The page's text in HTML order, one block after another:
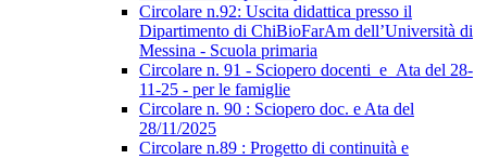
Circolare n.92: Uscita didattica presso il
Dipartimento di ChiBioFarAm dell’Università di
Messina - Scuola primaria
Circolare n. 91 - Sciopero docenti_e_Ata del 28-
11-25 - per le famiglie
Circolare n. 90 : Sciopero doc. e Ata del
28/11/2025
Circolare n.89 : Progetto di continuità e